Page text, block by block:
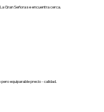
Gran Señora se encuentra cerca.
equiparable precio - calidad.